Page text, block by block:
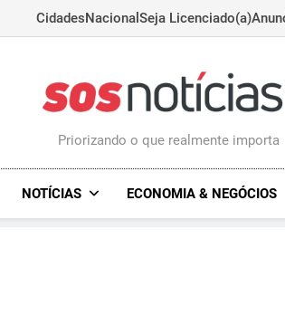
CidadesNacional Seja Licenciado(a)
Priorizando o que realmente importa
NOTÍCIAS ECONOMIA & NEGÓCIOS